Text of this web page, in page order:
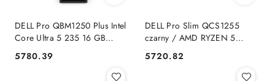
DELL Pro QBM1250 Plus Intel
Core Ultra 5 235 16 GB
DDR5-SDRAM 512 GB SSD
Windows 11 Pro Micro PC
Cena:
5780.39
DELL Pro Slim QCS1255
czarny / AMD RYZEN 5
8600G 4,3 GHz / 16 GB /
dysk SSD 512 GB / AMD
Radeon 760M / W11P Dell
Cena:
5720.82